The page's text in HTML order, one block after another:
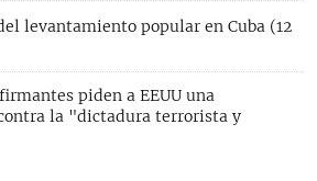
levantamiento popular en Cuba (12
piden a EEUU una
la "dictadura terrorista y